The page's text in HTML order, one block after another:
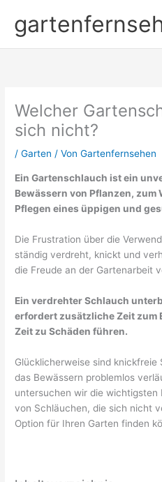
Inhalt
springen
Welcher
sich nicht?
/Garten / VonGartenfernsehen
Ein Gartenschlauch ist ein
Bewässern von Pflanzen, zum
Pflegen eines üppigen und
Die Frustration über die
ständig verdreht, knickt und
die Freude an der Gartenarbeit
Ein verdrehter Schlauch
erfordert zusätzliche Zeit zum
Zeit zu Schäden führen.
Glücklicherweise sind
das Bewässern problemlos
untersuchen wir die wichtigsten
von Schläuchen, die sich nicht
Option für Ihren Garten finden